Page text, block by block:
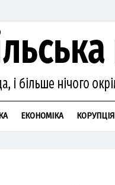
ЕКОНОМІКА КОРУПЦІЯ